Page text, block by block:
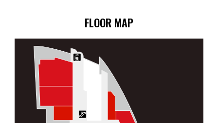
FLOOR MAP